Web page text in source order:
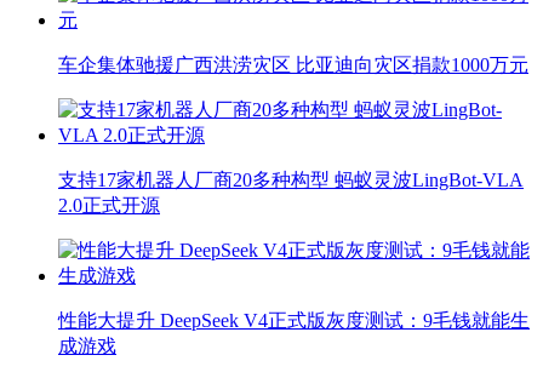
车企集体驰援广西洪涝灾区 比亚迪向灾区捐款1000万元
支持17家机器人厂商20多种构型 蚂蚁灵波LingBot-VLA
2.0正式开源
性能大提升 DeepSeek V4正式版灰度测试：9毛钱就能生
成游戏